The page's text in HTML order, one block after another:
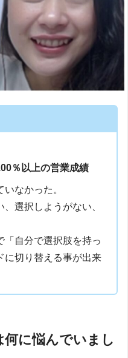
％以上の営業成績
なかった。
選択しようがない、
「自分で選択肢を持っ
に切り替える事が出来
に悩んでいまし